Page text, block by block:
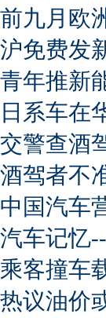
前九月欧
沪免费发
青年推新
日系车在
交警查酒
酒驾者不
中国汽车
汽车记忆
乘客撞车
热议油价